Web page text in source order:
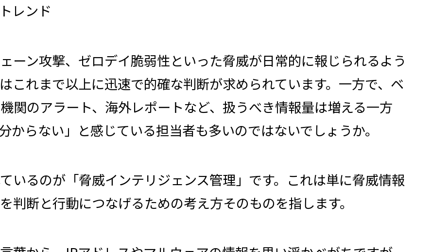
レンド
ーン攻撃、ゼロデイ脆弱性といった脅威が日常的に報じられるよう
これまで以上に迅速で的確な判断が求められています。一方で、ベ
関のアラート、海外レポートなど、扱うべき情報量は増える一方
からない」と感じている担当者も多いのではないでしょうか。
いるのが「脅威インテリジェンス管理」です。これは単に脅威情報
判断と行動につなげるための考え方そのものを指します。